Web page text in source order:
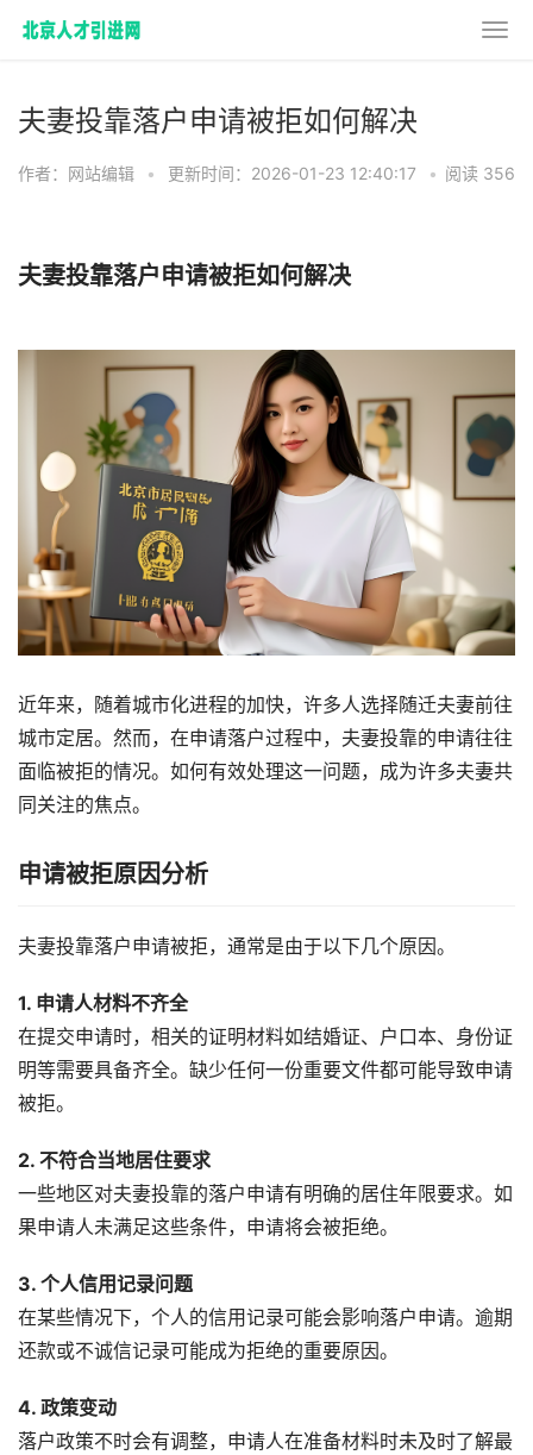
夫妻投靠落户申请被拒如何解决
作者：网站编辑 • 更新时间：2026-01-23 12:40:17 • 阅读 356
夫妻投靠落户申请被拒如何解决
近年来，随着城市化进程的加快，许多人选择随迁夫妻前往
城市定居。然而，在申请落户过程中，夫妻投靠的申请往往
面临被拒的情况。如何有效处理这一问题，成为许多夫妻共
同关注的焦点。
申请被拒原因分析
夫妻投靠落户申请被拒，通常是由于以下几个原因。
1. 申请人材料不齐全
在提交申请时，相关的证明材料如结婚证、户口本、身份证
明等需要具备齐全。缺少任何一份重要文件都可能导致申请
被拒。
2. 不符合当地居住要求
一些地区对夫妻投靠的落户申请有明确的居住年限要求。如
果申请人未满足这些条件，申请将会被拒绝。
3. 个人信用记录问题
在某些情况下，个人的信用记录可能会影响落户申请。逾期
还款或不诚信记录可能成为拒绝的重要原因。
4. 政策变动
落户政策不时会有调整，申请人在准备材料时未及时了解最